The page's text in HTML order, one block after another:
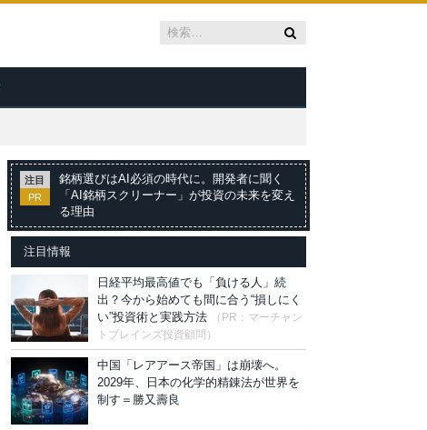
注目
PR
銘柄選びはAI必須の時代に。開発者に聞く
「AI銘柄スクリーナー」が投資の未来を変え
る理由
注目情報
日経平均最高値でも「負ける人」続
出？今から始めても間に合う“損しにく
い”投資術と実践方法
（PR：マーチャン
トブレインズ投資顧問）
中国「レアアース帝国」は崩壊へ。
2029年、日本の化学的精錬法が世界を
制す＝勝又壽良